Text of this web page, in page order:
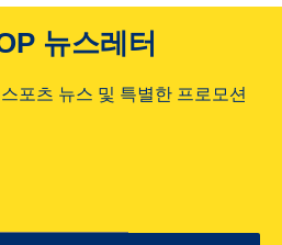
뉴스레터
포츠 뉴스 및 특별한 프로모션